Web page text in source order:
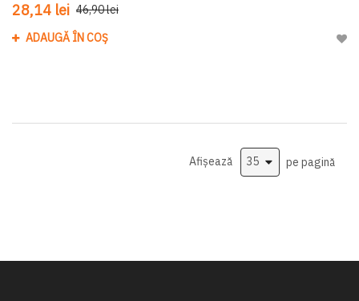
28,14 lei 46,90 lei
ADAUGĂ ÎN COȘ
Afișează pe pagină